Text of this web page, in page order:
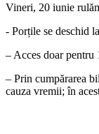
Vineri, 20 iunie
- Porțile se deschid
– Acces doar
– Prin cumpărarea
cauza vremii; în